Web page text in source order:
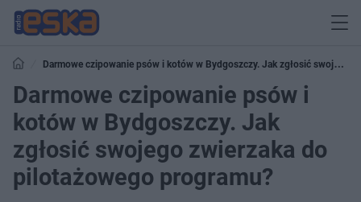
Darmowe czipowanie psów i kotów w Bydgoszczy. Jak zgłosić swojego
zwierzaka do pilotażowego programu?
Darmowe czipowanie psów i
kotów w Bydgoszczy. Jak
zgłosić swojego zwierzaka do
pilotażowego programu?